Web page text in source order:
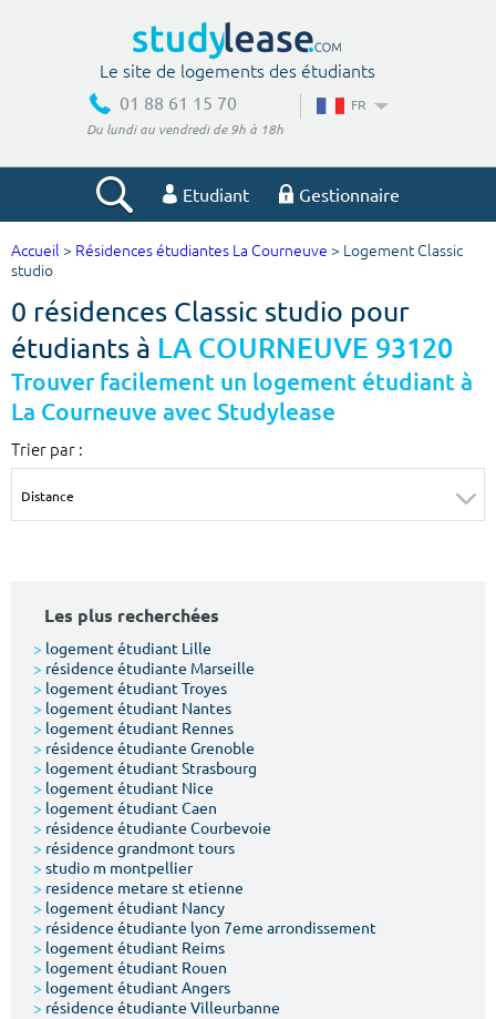
Le site de logements des étudiants
01 88 61 15 70
Du lundi au vendredi de 9h à 18h
FR
Etudiant Gestionnaire
Votre recherche
Ville, école
Budget min
€
Budget max
€
Surface min Surface max
Type de location
Votre date d'entrée
Chercher
Accueil > Résidences étudiantes La Courneuve > Logement Classic
studio
0 résidences Classic studio pour
étudiants à LA COURNEUVE 93120
Trouver facilement un logement étudiant à
La Courneuve avec Studylease
Trier par :
Les plus recherchées
> logement étudiant Lille
> résidence étudiante Marseille
> logement étudiant Troyes
> logement étudiant Nantes
> logement étudiant Rennes
> résidence étudiante Grenoble
> logement étudiant Strasbourg
> logement étudiant Nice
> logement étudiant Caen
> résidence étudiante Courbevoie
> résidence grandmont tours
> studio m montpellier
> residence metare st etienne
> logement étudiant Nancy
> résidence étudiante lyon 7eme arrondissement
> logement étudiant Reims
> logement étudiant Rouen
> logement étudiant Angers
> résidence étudiante Villeurbanne